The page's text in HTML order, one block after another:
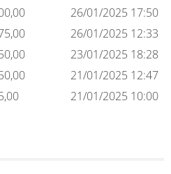
26/01/2025 17:50
26/01/2025 12:33
23/01/2025 18:28
21/01/2025 12:47
21/01/2025 10:00